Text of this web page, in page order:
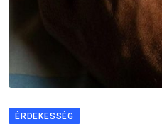
ÉRDEKESSÉG